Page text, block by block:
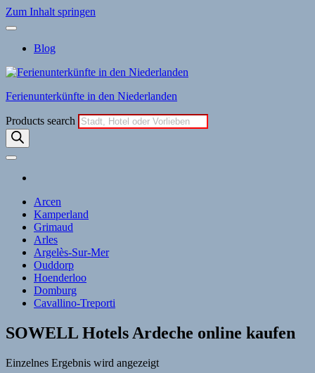
Zum Inhalt springen
Blog
Ferienunterkünfte in den Niederlanden
Products search
Arcen
Kamperland
Grimaud
Arles
Argelès-Sur-Mer
Ouddorp
Hoenderloo
Domburg
Cavallino-Treporti
SOWELL Hotels Ardeche online kaufen
Einzelnes Ergebnis wird angezeigt